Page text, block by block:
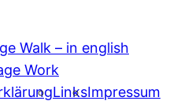
Walk – in english
Work
LinksImpressum